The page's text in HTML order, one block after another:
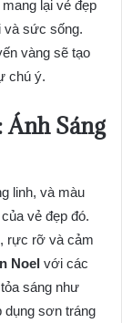
lại vẻ đẹp
và sức sống.
vàng sẽ tạo
chú ý.
Ánh Sáng
linh, và màu
vẻ đẹp đó.
rực rỡ và cảm
Noel với các
sáng như
dụng sơn tráng